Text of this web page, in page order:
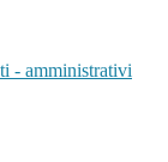
- amministrativi